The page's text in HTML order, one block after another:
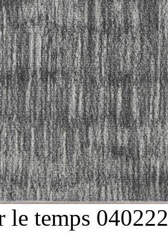
le temps 040222